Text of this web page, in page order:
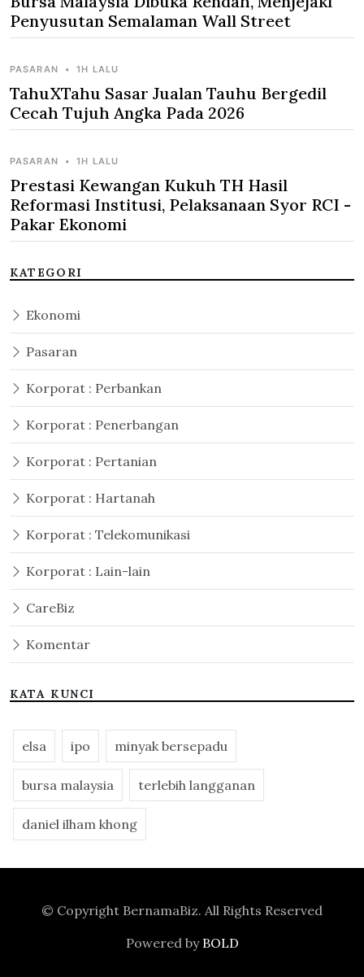
Penyusutan Semalaman Wall Street
PASARAN • 1H LALU
TahuXTahu Sasar Jualan Tauhu Bergedil
Cecah Tujuh Angka Pada 2026
PASARAN • 1H LALU
Prestasi Kewangan Kukuh TH Hasil
Reformasi Institusi, Pelaksanaan Syor RCI -
Pakar Ekonomi
KATEGORI
Ekonomi
Pasaran
Korporat : Perbankan
Korporat : Penerbangan
Korporat : Pertanian
Korporat : Hartanah
Korporat : Telekomunikasi
Korporat : Lain-lain
CareBiz
Komentar
KATA KUNCI
elsa ipo minyak bersepadu
bursa malaysia terlebih langganan
daniel ilham khong
© Copyright BernamaBiz. All Rights Reserved
Powered by BOLD